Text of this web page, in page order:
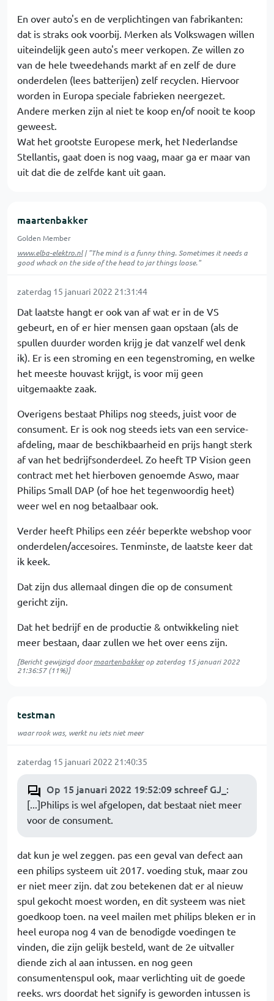
En over auto's en de verplichtingen van fabrikanten:
dat is straks ook voorbij. Merken als Volkswagen willen
uiteindelijk geen auto's meer verkopen. Ze willen zo
van de hele tweedehands markt af en zelf de dure
onderdelen (lees batterijen) zelf recyclen. Hiervoor
worden in Europa speciale fabrieken neergezet.
Andere merken zijn al niet te koop en/of nooit te koop
geweest.
Wat het grootste Europese merk, het Nederlandse
Stellantis, gaat doen is nog vaag, maar ga er maar van
uit dat die de zelfde kant uit gaan.
maartenbakker
Golden Member
www.elba-elektro.nl| "The mind is a funny thing. Sometimes it needs a
good whack on the side of the head to jar things loose."
zaterdag 15 januari 2022 21:31:44
Dat laatste hangt er ook van af wat er in de VS
gebeurt, en of er hier mensen gaan opstaan (als de
spullen duurder worden krijg je dat vanzelf wel denk
ik). Er is een stroming en een tegenstroming, en welke
het meeste houvast krijgt, is voor mij geen
uitgemaakte zaak.
Overigens bestaat Philips nog steeds, juist voor de
consument. Er is ook nog steeds iets van een service-
afdeling, maar de beschikbaarheid en prijs hangt sterk
af van het bedrijfsonderdeel. Zo heeft TP Vision geen
contract met het hierboven genoemde Aswo, maar
Philips Small DAP (of hoe het tegenwoordig heet)
weer wel en nog betaalbaar ook.
Verder heeft Philips een zéér beperkte webshop voor
onderdelen/accesoires. Tenminste, de laatste keer dat
ik keek.
Dat zijn dus allemaal dingen die op de consument
gericht zijn.
Dat het bedrijf en de productie & ontwikkeling niet
meer bestaan, daar zullen we het over eens zijn.
[Bericht gewijzigd doormaartenbakkerop zaterdag 15 januari 2022
21:36:57(11%)]
testman
waar rook was, werkt nu iets niet meer
zaterdag 15 januari 2022 21:40:35
Op 15 januari 2022 19:52:09 schreef GJ_ :
[...]Philips is wel afgelopen, dat bestaat niet meer
voor de consument.
dat kun je wel zeggen. pas een geval van defect aan
een philips systeem uit 2017. voeding stuk, maar zou
er niet meer zijn. dat zou betekenen dat er al nieuw
spul gekocht moest worden, en dit systeem was niet
goedkoop toen. na veel mailen met philips bleken er in
heel europa nog 4 van de benodigde voedingen te
vinden, die zijn gelijk besteld, want de 2e uitvaller
diende zich al aan intussen. en nog geen
consumentenspul ook, maar verlichting uit de goede
reeks. wrs doordat het signify is geworden intussen is